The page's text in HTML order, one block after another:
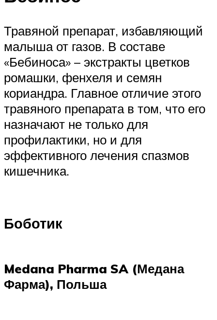
Травяной препарат, избавляющий
малыша от газов. В составе
«Бебиноса» – экстракты цветков
ромашки, фенхеля и семян
кориандра. Главное отличие этого
травяного препарата в том, что его
назначают не только для
профилактики, но и для
эффективного лечения спазмов
кишечника.
Боботик
Medana Pharma SA (Медана
Фарма), Польша